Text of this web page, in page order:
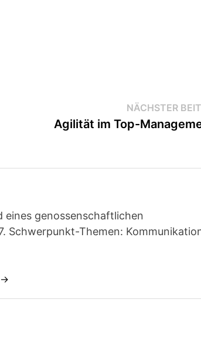
NÄCHSTER
Agilität im Top-
eines genossenschaftlichen
Schwerpunkt-Themen:
→